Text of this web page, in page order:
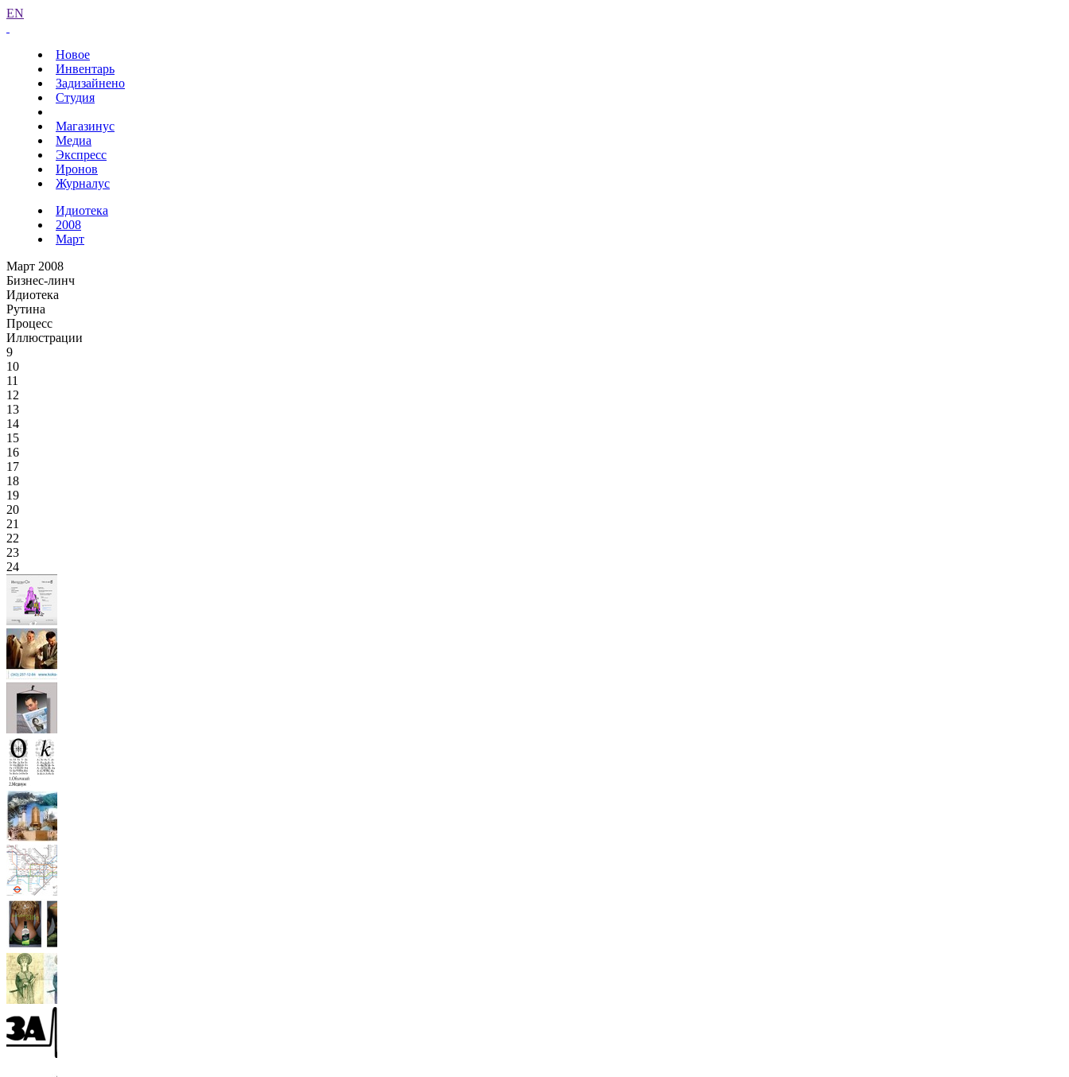
EN
Новое
Инвентарь
Задизайнено
Студия
Магазинус
Медиа
Экспресс
Иронов
Журналус
Идиотека
2008
Март
Март 2008
Бизнес-линч
Идиотека
Рутина
Процесс
Иллюстрации
9
10
11
12
13
14
15
16
17
18
19
20
21
22
23
24